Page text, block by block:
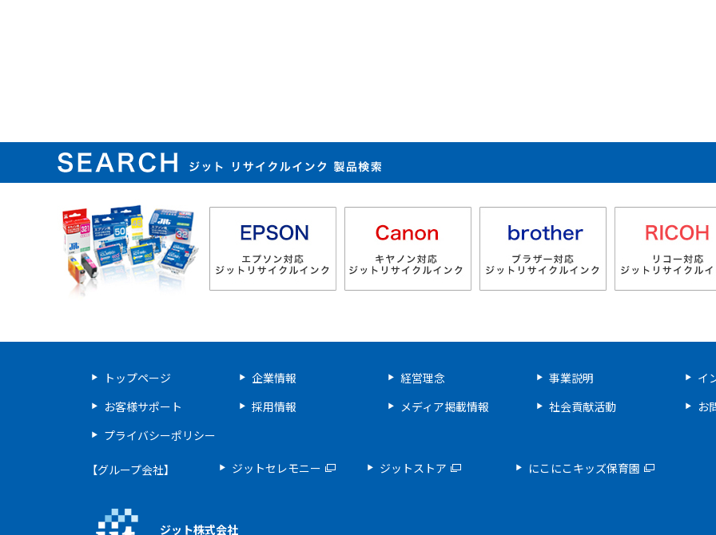
ジット リサイクルインク 製品検索
トップページ 企業情報 経営理念 事業説明
イ
お客様サポート
採用情報 メディア掲載情報 社会貢献活動
お
プライバシーポリシー
【グループ会社】 ジットセレモニー ジットストア にこにこキッズ保育園
ジット株式会社